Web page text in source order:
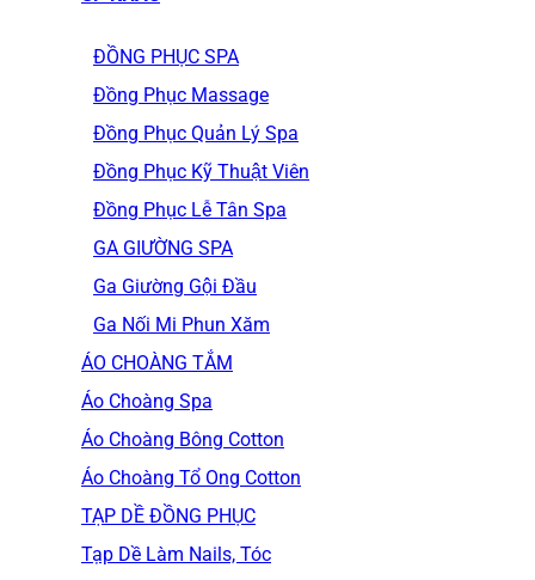
ĐỒNG PHỤC SPA
Đồng Phục Massage
Đồng Phục Quản Lý Spa
Đồng Phục Kỹ Thuật Viên
Đồng Phục Lễ Tân Spa
GA GIƯỜNG SPA
Ga Giường Gội Đầu
Ga Nối Mi Phun Xăm
ÁO CHOÀNG TẮM
Áo Choàng Spa
Áo Choàng Bông Cotton
Áo Choàng Tổ Ong Cotton
TẠP DỀ ĐỒNG PHỤC
Tạp Dề Làm Nails, Tóc